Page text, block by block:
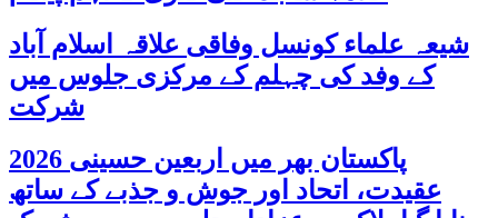
شیعہ علماء کونسل وفاقی علاقہ اسلام آباد
کے وفد کی چہلم کے مرکزی جلوس میں
شرکت
پاکستان بھر میں اربعین حسینی 2026
عقیدت، اتحاد اور جوش و جذبے کے ساتھ